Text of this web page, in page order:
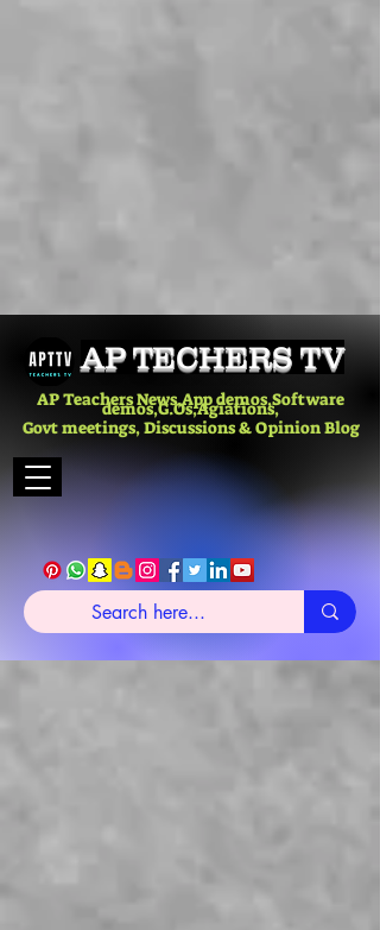
AP TECHERS TV
AP Teachers News,App demos,Software
demos,G.Os,Agiations,
Govt meetings, Discussions & Opinion Blog